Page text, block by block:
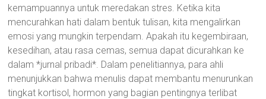
kemampuannya untuk meredakan stres. Ketika kita
mencurahkan hati dalam bentuk tulisan, kita mengalirkan
emosi yang mungkin terpendam. Apakah itu kegembiraan,
kesedihan, atau rasa cemas, semua dapat dicurahkan ke
dalam *jurnal pribadi*. Dalam penelitiannya, para ahli
menunjukkan bahwa menulis dapat membantu menurunkan
tingkat kortisol, hormon yang bagian pentingnya terlibat